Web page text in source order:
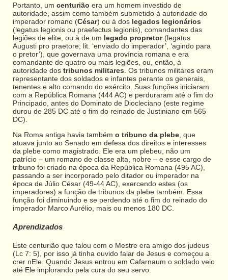
Portanto, um centurião era um homem investido de
autoridade, assim como também submetido à autoridade do
imperador romano (César) ou à dos legados legionários
(legatus legionis ou praefectus legionis), comandantes das
legiões de elite, ou à de um legado propretor (legatus
Augusti pro praetore; lit. ‘enviado do imperador’, ‘agindo para
o pretor’), que governava uma província romana e era
comandante de quatro ou mais legiões, ou, então, à
autoridade dos tribunos militares . Os tribunos militares eram
representante dos soldados e infantes perante os generais,
tenentes e alto comando do exército. Suas funções iniciaram
com a República Romana (444 AC) e perduraram até o fim do
Principado, antes do Dominato de Diocleciano (este regime
durou de 285 DC até o fim do reinado de Justiniano em 565
DC).
Na Roma antiga havia também o tribuno da plebe , que
atuava junto ao Senado em defesa dos direitos e interesses
da plebe como magistrado. Ele era um plebeu, não um
patrício – um romano de classe alta, nobre – e esse cargo de
tribuno foi criado na época da República Romana (495 AC),
passando a ser incorporado pelo ditador ou imperador na
época de Júlio César (49-44 AC), exercendo estes (os
imperadores) a função de tribunos da plebe também. Essa
função foi diminuindo e se perdendo até o fim do reinado do
imperador Marco Aurélio, mais ou menos 180 DC.
Aprendizados
Este centurião que falou com o Mestre era amigo dos judeus
(Lc 7: 5), por isso já tinha ouvido falar de Jesus e começou a
crer nEle. Quando Jesus entrou em Cafarnaum o soldado veio
até Ele implorando pela cura do seu servo.